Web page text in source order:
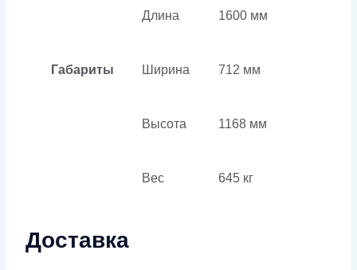
Габариты
Длина 1600 мм
Ширина 712 мм
Высота 1168 мм
Вес 645 кг
Доставка